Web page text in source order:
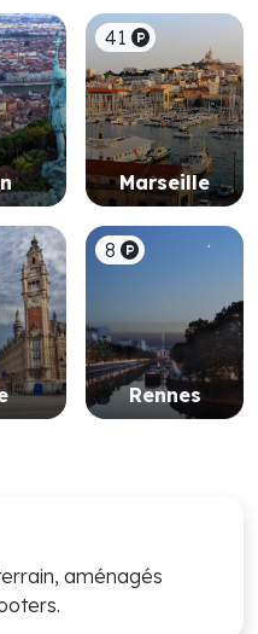
41
Marseille
8
Rennes
aménagés